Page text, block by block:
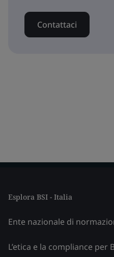
Contattaci
Esplora BSI - Italia
Ente nazionale di
L’etica e la compliance per